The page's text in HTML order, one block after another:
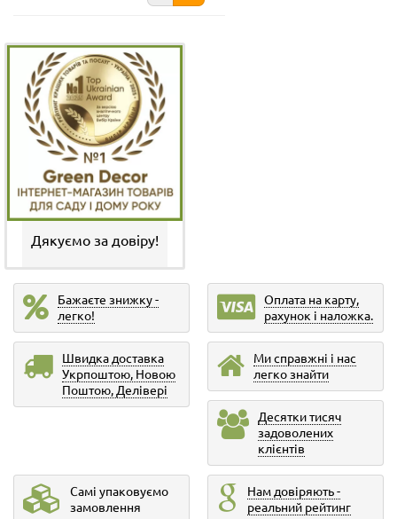
Дякуємо за довіру!
Бажаєте знижку -
легко!
Оплата на карту,
рахунок і наложка.
Швидка доставка
Укрпоштою, Новою
Поштою, Делівері
Ми справжні і нас
легко знайти
Десятки тисяч
задоволених
клієнтів
Самі упаковуємо
замовлення
Нам довіряють -
реальний рейтинг